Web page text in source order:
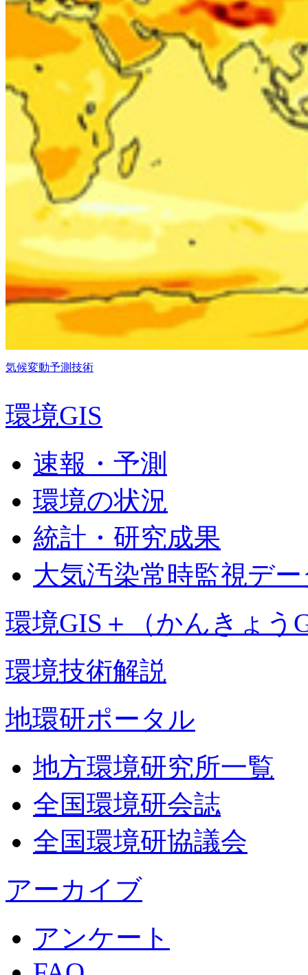
気候変動予測技術
環境GIS
速報・予測
環境の状況
統計・研究成果
大気汚染常時監視デ
環境GIS＋（かんきょう
環境技術解説
地環研ポータル
地方環境研究所一覧
全国環境研会誌
全国環境研協議会
アーカイブ
アンケート